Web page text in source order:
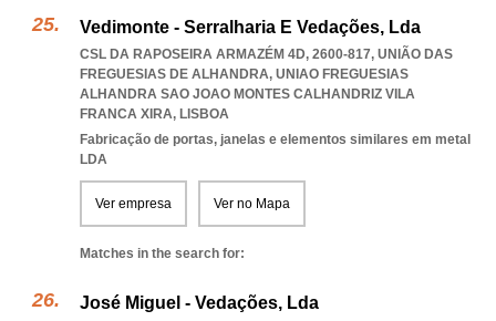
Vedimonte - Serralharia E Vedações, Lda
CSL DA RAPOSEIRA ARMAZÉM 4D, 2600-817, UNIÃO DAS
FREGUESIAS DE ALHANDRA, UNIAO FREGUESIAS
ALHANDRA SAO JOAO MONTES CALHANDRIZ VILA
FRANCA XIRA, LISBOA
Fabricação de portas, janelas e elementos similares em metal
LDA
Ver empresa Ver no Mapa
Matches in the search for:
José Miguel - Vedações, Lda